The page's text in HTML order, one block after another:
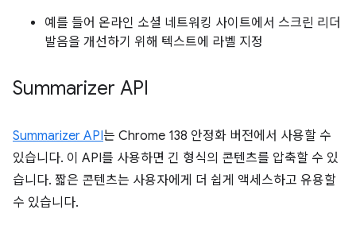
예를 들어 온라인 소셜 네트워킹 사이트에서 스크린 리더
발음을 개선하기 위해 텍스트에 라벨 지정
Summarizer API
Summarizer API는 Chrome 138 안정화 버전에서 사용할 수
있습니다. 이 API를 사용하면 긴 형식의 콘텐츠를 압축할 수 있
습니다. 짧은 콘텐츠는 사용자에게 더 쉽게 액세스하고 유용할
수 있습니다.